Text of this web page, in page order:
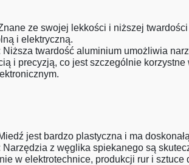
ze swojej lekkości i niższej
i elektryczną.
Niższa twardość aluminium umożliwia
i precyzją, co jest szczególnie korzystne
jest bardzo plastyczna i ma
Narzędzia z węglika spiekanego są
w elektrotechnice, produkcji rur i sztuce